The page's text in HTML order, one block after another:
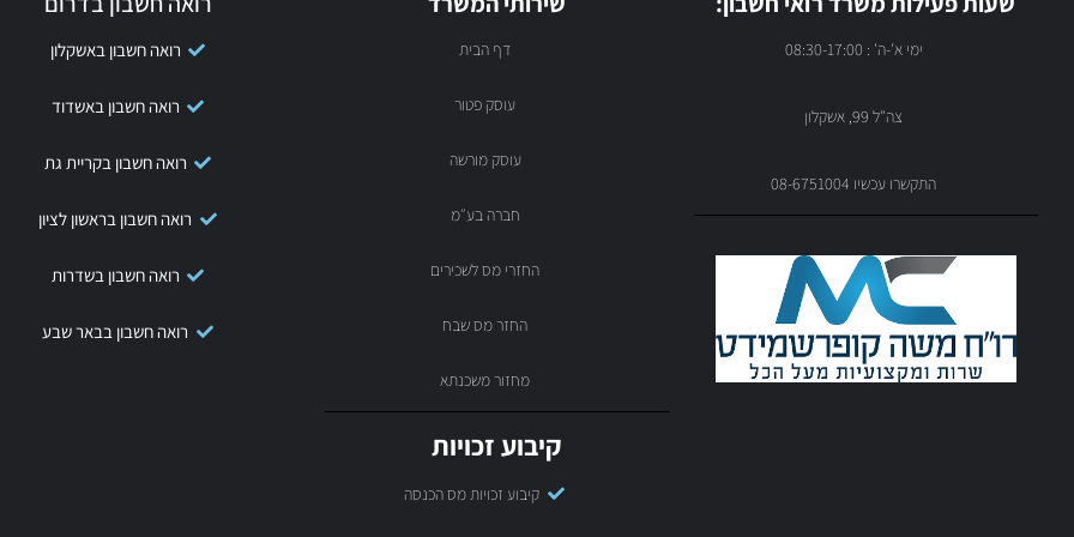
ימי א'-ה' : 08:30-17:00
צה"ל 99, אשקלון
התקשרו עכשיו 08-6751004
דף הבית
עוסק פטור
עוסק מורשה
חברה בע״מ
החזרי מס לשכירים
החזר מס שבח
מחזור משכנתא
קיבוע זכויות
קיבוע זכויות מס הכנסה
רואה חשבון באשקלון
רואה חשבון באשדוד
רואה חשבון בקריית גת
רואה חשבון בראשון לציון
רואה חשבון בשדרות
רואה חשבון בבאר שבע